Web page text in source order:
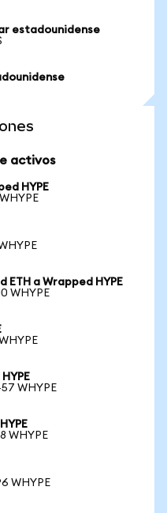
estadounidense
activos
HYPE
a Wrapped HYPE
WHYPE
WHYPE
WHYPE
WHYPE